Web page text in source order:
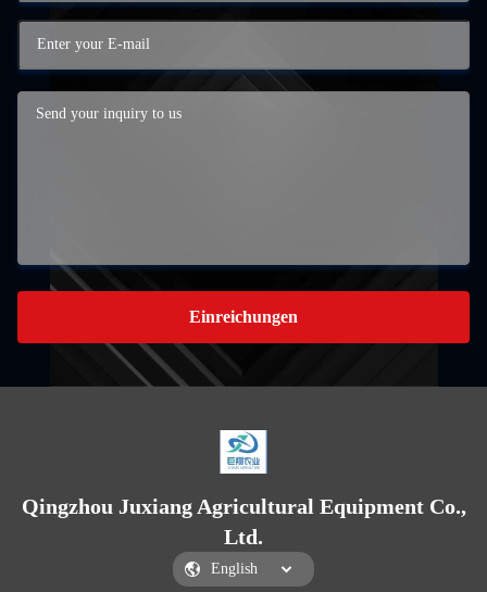
Einreichungen
Qingzhou Juxiang Agricultural Equipment Co.,
Ltd.